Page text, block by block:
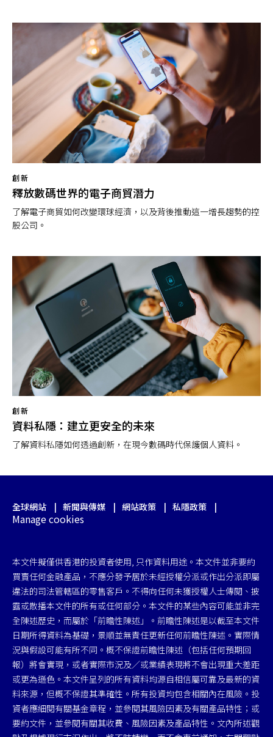
創新
釋放數碼世界的電子商貿潛力
了解電子商貿如何改變環球經濟，以及背後推動這一增長趨勢的控
股公司。
創新
資料私隱：建立更安全的未來
了解資料私隱如何透過創新，在現今數碼時代保護個人資料。
全球網站 新聞與傳媒 網站政策 私隱政策
Manage cookies
本文件擬僅供香港的投資者使用, 只作資料用途。本文件並非要約
買賣任何金融產品，不應分發予居於未經授權分派或作出分派即屬
違法的司法管轄區的零售客戶。不得向任何未獲授權人士傳閱、披
露或散播本文件的所有或任何部分。本文件的某些內容可能並非完
全陳述歷史，而屬於「前瞻性陳述」。前瞻性陳述是以截至本文件
日期所得資料為基礎，景順並無責任更新任何前瞻性陳述。實際情
況與假設可能有所不同。概不保證前瞻性陳述（包括任何預期回
報）將會實現，或者實際市況及／或業績表現將不會出現重大差距
或更為遜色。本文件呈列的所有資料均源自相信屬可靠及最新的資
料來源，但概不保證其準確性。所有投資均包含相關內在風險。投
資者應細閱有關基金章程，並參閱其風險因素及有關產品特性；或
要約文件，並參閱有關其收費、風險因素及產品特性。文內所述觀